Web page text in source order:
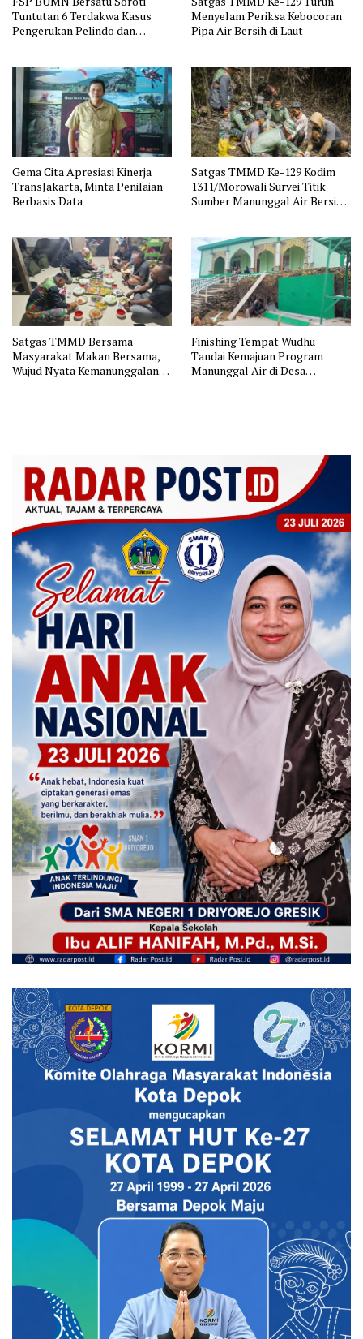
Tuntutan 6 Terdakwa Kasus
Pengerukan Pelindo dan
Menyelam Periksa Kebocoran
Pipa Air Bersih di Laut
Gema Cita Apresiasi Kinerja
TransJakarta, Minta Penilaian
Berbasis Data
Satgas TMMD Ke-129 Kodim
1311/Morowali Survei Titik
Sumber Manunggal Air Bersih
Satgas TMMD Bersama
Masyarakat Makan Bersama,
Wujud Nyata Kemanunggalan
Finishing Tempat Wudhu
Tandai Kemajuan Program
Manunggal Air di Desa